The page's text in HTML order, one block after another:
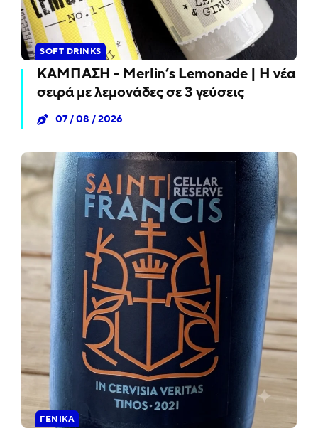
SOFT DRINKS
ΚΑΜΠΑΣΗ - Merlin’s Lemonade | Η νέα
σειρά με λεμονάδες σε 3 γεύσεις
07 / 08 / 2026
ΓΕΝΙΚΆ